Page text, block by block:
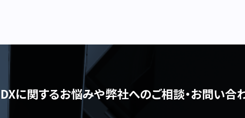
DXに関するお悩みや弊社へのご相談・お問い合